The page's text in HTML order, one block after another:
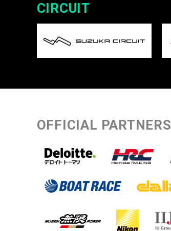
CIRCUIT
OFFICIAL PARTNERS